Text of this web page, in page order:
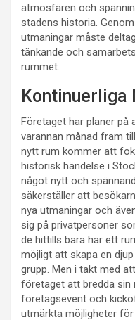
atmosfären och
stadens historia.
utmaningar måste
tänkande och
rummet.
Kontinuerliga
Företaget har planer
varannan månad fram
nytt rum kommer att
historisk händelse i
något nytt och
säkerställer att
nya utmaningar och
sig på privatpersoner
de hittills bara har ett
möjligt att skapa en
grupp. Men i takt med
företaget att bredda sin
företagsevent och
utmärkta möjligheter